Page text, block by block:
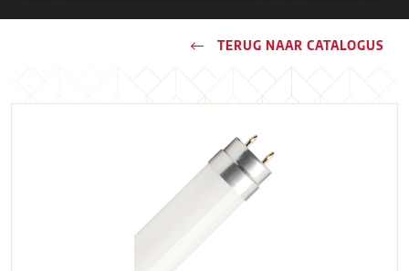
TERUG NAAR CATALOGUS